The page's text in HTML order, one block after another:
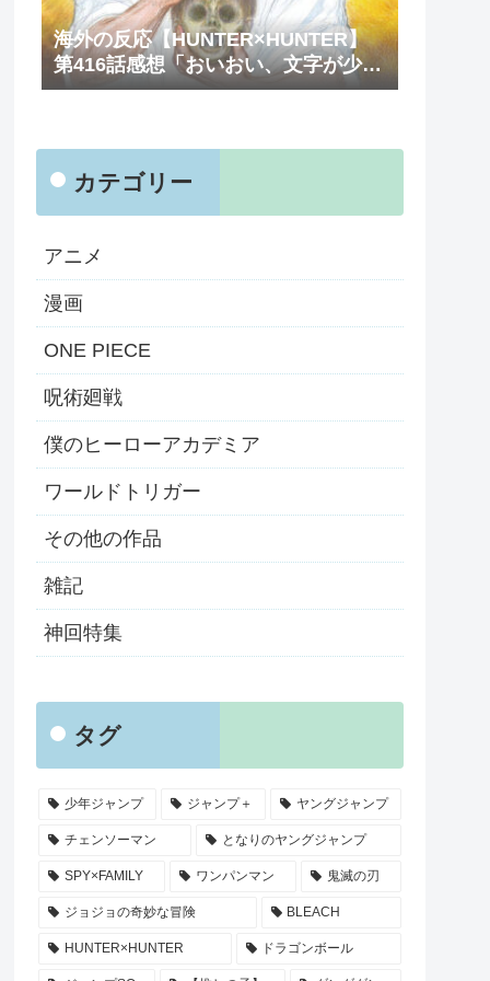
海外の反応【HUNTER×HUNTER】
第416話感想「おいおい、文字が少な
くてスッキリ読めるぞ！！」
カテゴリー
アニメ
漫画
ONE PIECE
呪術廻戦
僕のヒーローアカデミア
ワールドトリガー
その他の作品
雑記
神回特集
タグ
少年ジャンプ ジャンプ＋ ヤングジャンプ
チェンソーマン となりのヤングジャンプ
SPY×FAMILY ワンパンマン 鬼滅の刃
ジョジョの奇妙な冒険 BLEACH
HUNTER×HUNTER ドラゴンボール